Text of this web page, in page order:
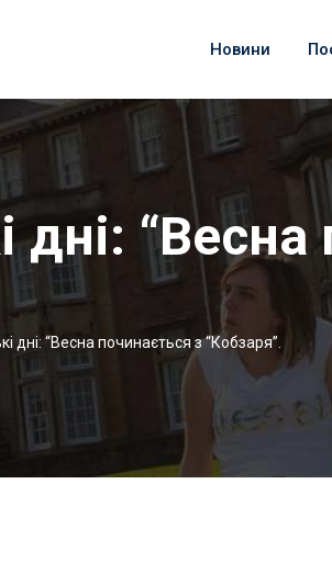
Новини
дні:
дні: “Весна починається з “Кобзаря”.